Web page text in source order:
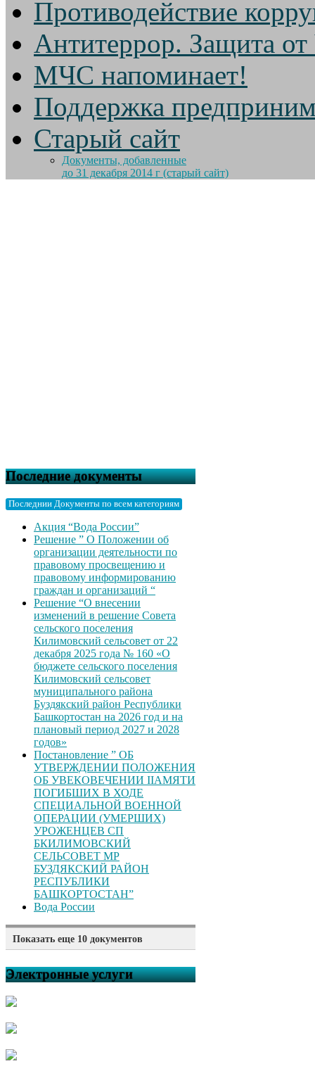
Противодействие
Антитеррор. Защита
МЧС напоминает!
Поддержка
Старый сайт
Документы, добавленные
до 31 декабря 2014 г (старый сайт)
Последние документы
Последнии Документы по всем категориям
Акция “Вода России”
Решение ” О Положении об
организации деятельности по
правовому просвещению и
правовому информированию
граждан и организаций “
Решение “О внесении
изменений в решение Совета
сельского поселения
Килимовский сельсовет от 22
декабря 2025 года № 160 «О
бюджете сельского поселения
Килимовский сельсовет
муниципального района
Буздякский район Республики
Башкортостан на 2026 год и на
плановый период 2027 и 2028
годов»
Постановление ” ОБ
УТВЕРЖДЕНИИ ПОЛОЖЕНИЯ
ОБ УВЕКОВЕЧЕНИИ ІІАМЯТИ
ПОГИБШИХ В ХОДЕ
СПЕЦИАЛЬНОЙ ВОЕННОЙ
ОПЕРАЦИИ (УМЕРШИХ)
УРОЖЕНЦЕВ CП
БКИЛИМОВСКИЙ
СЕЛЬСОВЕТ МР
БУЗДЯКСКИЙ РАЙОН
РЕСПУБЛИКИ
БАШКОРТОСТАН”
Вода России
Показать еще 10 документов
утверждении номенклатуры
дел администрации сельского
Электронные услуги